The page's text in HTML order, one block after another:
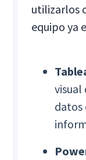
utilizarlos
equipo ya
visual
datos